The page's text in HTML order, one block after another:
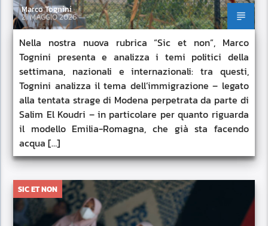
Marco Tognini
21 MAGGIO 2026
Nella nostra nuova rubrica “Sic et non”, Marco
Tognini presenta e analizza i temi politici della
settimana, nazionali e internazionali: tra questi,
Tognini analizza il tema dell’immigrazione – legato
alla tentata strage di Modena perpetrata da parte di
Salim El Koudri – in particolare per quanto riguarda
il modello Emilia-Romagna, che già sta facendo
acqua […]
SIC ET NON